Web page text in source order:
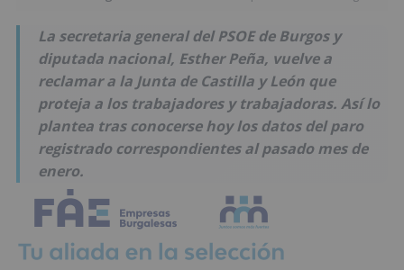
La secretaria general del PSOE de Burgos y
diputada nacional, Esther Peña, vuelve a
reclamar a la Junta de Castilla y León que
proteja a los trabajadores y trabajadoras. Así lo
plantea tras conocerse hoy los datos del paro
registrado correspondientes al pasado mes de
enero.